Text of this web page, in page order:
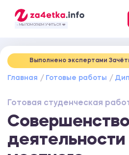
- МЫ ПОМОГАЕМ УЧИТЬСЯ ❤️
Выполнено экспертами
Главная Готовые работы
Готовая студенческая
деятельности